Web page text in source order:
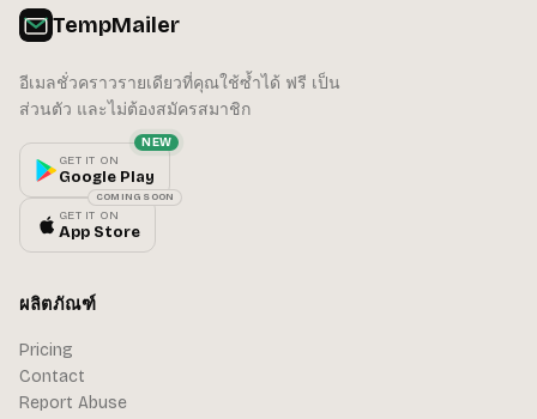
TempMailer
อีเมลชั่วคราวรายเดียวที่คุณใช้ซ้ำได้ ฟรี เป็น
ส่วนตัว และไม่ต้องสมัครสมาชิก
GET IT ON
Google Play
NEW
GET IT ON
App Store
COMING SOON
ผลิตภัณฑ์
Pricing
Contact
Report Abuse